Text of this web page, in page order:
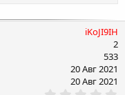
iKoJI9IH
2
533
20 Авг 2021
20 Авг 2021